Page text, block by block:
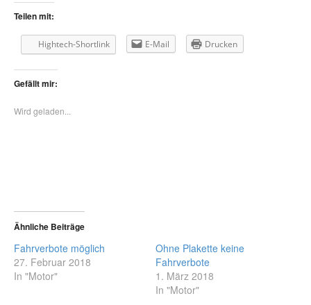
Teilen mit:
Hightech-Shortlink E-Mail Drucken
Gefällt mir:
Wird geladen...
Ähnliche Beiträge
Fahrverbote möglich
27. Februar 2018
In "Motor"
Ohne Plakette keine
Fahrverbote
1. März 2018
In "Motor"